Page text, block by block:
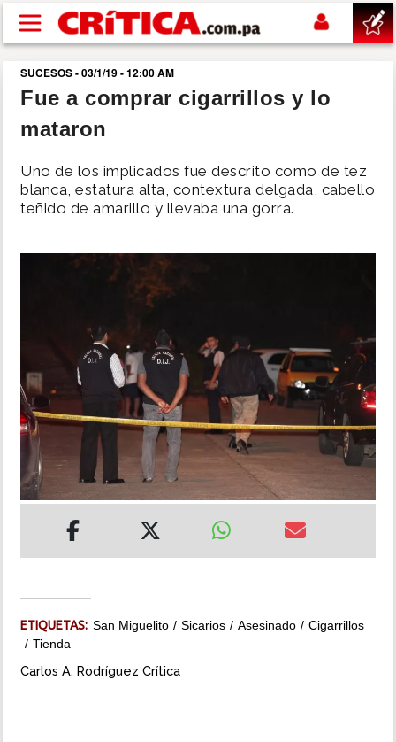
Pasar al contenido principal
buscar
SUCESOS
NACIONAL
MUNDO
INSÓLITAS
MULTIMEDIA
IMPRESO
SUCESOS - 03/1/19 - 12:00 AM
Fue a comprar cigarrillos y lo
mataron
Uno de los implicados fue descrito como de tez
blanca, estatura alta, contextura delgada, cabello
teñido de amarillo y llevaba una gorra.
ETIQUETAS: San Miguelito Sicarios Asesinado
Cigarrillos
Tienda
Carlos A. Rodríguez Crítica